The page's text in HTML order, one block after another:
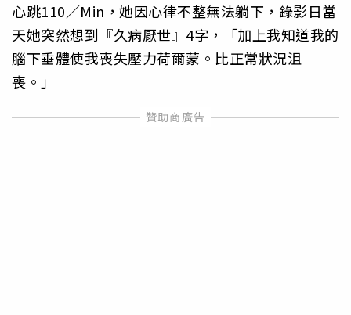
心跳110／Min，她因心律不整無法躺下，錄影日當
天她突然想到『久病厭世』4字，「加上我知道我的
腦下垂體使我喪失壓力荷爾蒙。比正常狀況沮
喪。」